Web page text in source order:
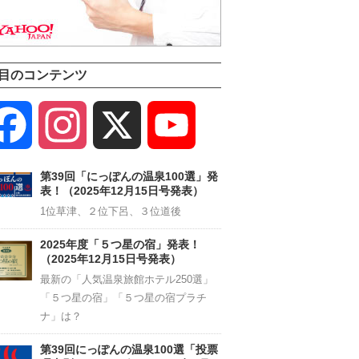
のコンテンツ
Facebook Instagram
Channel
第39回「にっぽんの温泉100選」発
表！（2025年12月15日号発表）
1位草津、２位下呂、３位道後
2025年度「５つ星の宿」発表！
（2025年12月15日号発表）
最新の「人気温泉旅館ホテル250選」
「５つ星の宿」「５つ星の宿プラチ
ナ」は？
第39回にっぽんの温泉100選「投票